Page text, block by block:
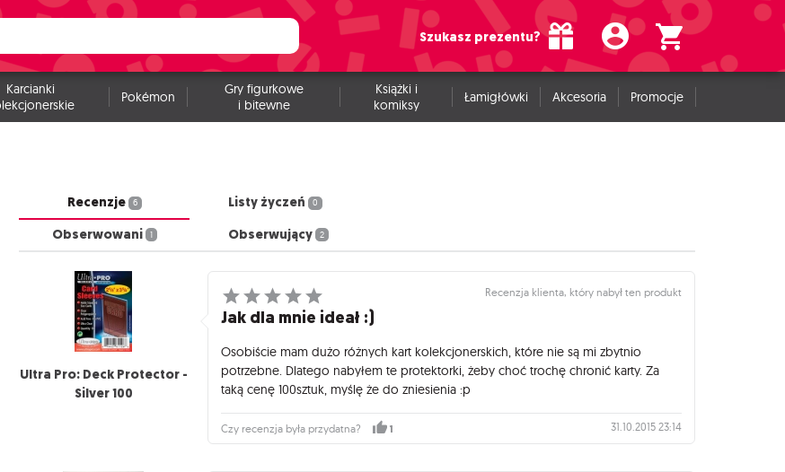
Szukasz prezentu?
Karcianki
Pokémon
Gry figurkowe
i bitewne
Książki i
komiksy
Łamigłówki Akcesoria Promocje
Recenzje 6 Listy życzeń 0
Obserwowani 1 Obserwujący 2
Ultra Pro: Deck Protector -
Silver 100
Recenzja klienta, który nabył ten produkt
Jak dla mnie ideał :)
Osobiście mam dużo różnych kart kolekcjonerskich, które nie są mi zbytnio
potrzebne. Dlatego nabyłem te protektorki, żeby choć trochę chronić karty. Za
taką cenę 100sztuk, myślę że do zniesienia :p
Czy recenzja była przydatna? 1 31.10.2015 23:14